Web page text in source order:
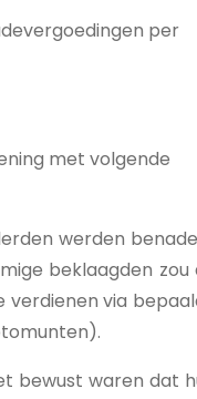
per
met volgende
werden
beklaagden zou
verdienen via
bewust waren dat